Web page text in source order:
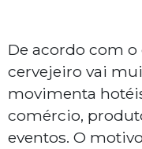
De acordo com o
cervejeiro vai
movimenta
comércio,
eventos. O